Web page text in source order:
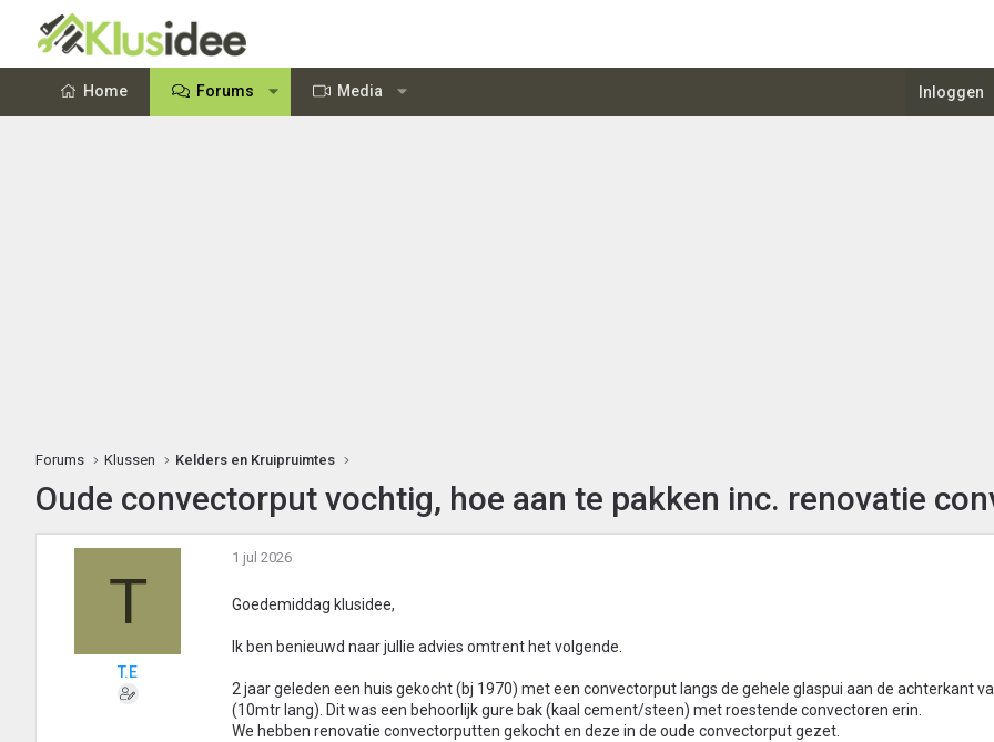
Home Forums Media Inloggen
Forums Klussen Kelders en Kruipruimtes
Oude convectorput vochtig, hoe aan te pakken inc. renovatie
T
T.E
1 jul 2026
Goedemiddag klusidee,
Ik ben benieuwd naar jullie advies omtrent het volgende.
2 jaar geleden een huis gekocht (bj 1970) met een convectorput langs de gehele glaspui aan de achterkant
(10mtr lang). Dit was een behoorlijk gure bak (kaal cement/steen) met roestende convectoren erin.
We hebben renovatie convectorputten gekocht en deze in de oude convectorput gezet.